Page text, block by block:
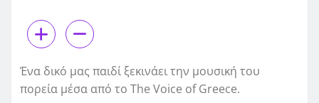
Ένα δικό μας παιδί ξεκινάει την μουσική του
πορεία μέσα από το The Voice of Greece.